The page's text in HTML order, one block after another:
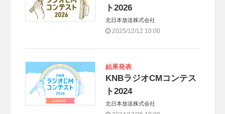
ト2026
北日本放送株式会社
2025/12/12 10:00
結果発表
KNBラジオCMコンテス
ト2024
北日本放送株式会社